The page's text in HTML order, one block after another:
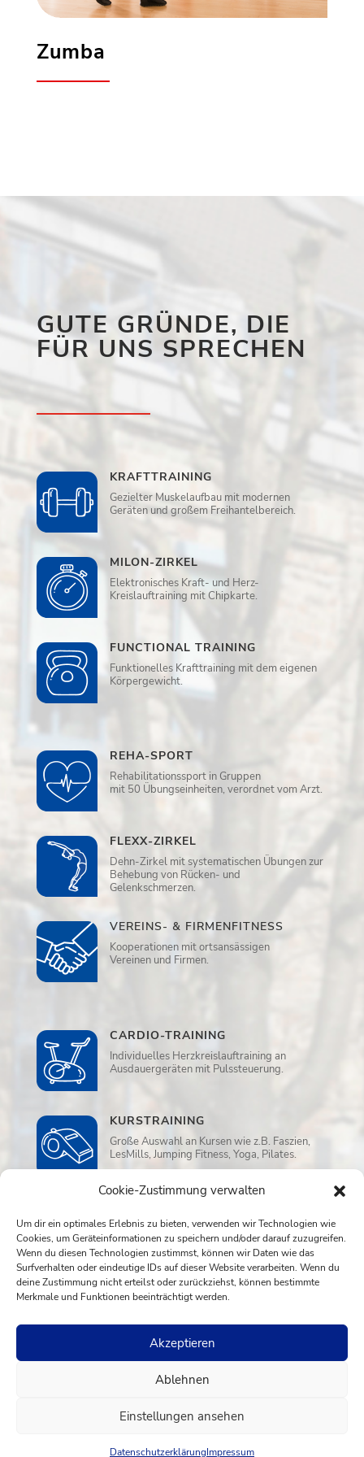
Cookie-Zustimmung verwalten
Um dir ein optimales Erlebnis zu bieten, verwenden wir Technologien wie
Cookies, um Geräteinformationen zu speichern und/oder darauf zuzugreifen.
Wenn du diesen Technologien zustimmst, können wir Daten wie das
Surfverhalten oder eindeutige IDs auf dieser Website verarbeiten. Wenn du
deine Zustimmung nicht erteilst oder zurückziehst, können bestimmte
Merkmale und Funktionen beeinträchtigt werden.
Akzeptieren
Ablehnen
Einstellungen ansehen
DatenschutzerklärungImpressum
Zumba
GUTE GRÜNDE, DIE
FÜR UNS SPRECHEN
KRAFTTRAINING
Gezielter Muskelaufbau mit modernen
Geräten und großem Freihantelbereich.
MILON-ZIRKEL
Elektronisches Kraft- und Herz-
Kreislauftraining mit Chipkarte.
FUNCTIONAL TRAINING
Funktionelles Krafttraining mit dem eigenen
Körpergewicht.
REHA-SPORT
Rehabilitationssport in Gruppen
mit 50 Übungseinheiten, verordnet vom Arzt.
FLEXX-ZIRKEL
Dehn-Zirkel mit systematischen Übungen zur
Behebung von Rücken- und
Gelenkschmerzen.
VEREINS- & FIRMENFITNESS
Kooperationen mit ortsansässigen
Vereinen und Firmen.
CARDIO-TRAINING
Individuelles Herzkreislauftraining an
Ausdauergeräten mit Pulssteuerung.
KURSTRAINING
Große Auswahl an Kursen wie z.B. Faszien,
LesMills, Jumping Fitness, Yoga, Pilates.
Sauna, Ruheraum und Aufwassermassage
in der Dreamwater Lounge.
AGB Datenschutzerklärung
Wiehl · Tel. 0 22 62 - 75 15 50 · E-Mail
Uhr